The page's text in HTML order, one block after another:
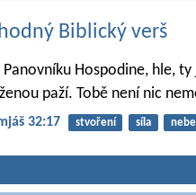
Biblický verš
Panovníku Hospodine, hle,
paží. Tobě není nic
32:17 stvoření síla nebe